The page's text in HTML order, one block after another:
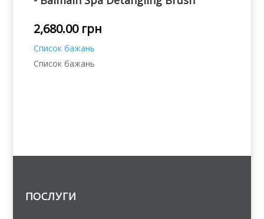
2,680.00 грн
Список бажань
Список бажань
ПОСЛУГИ